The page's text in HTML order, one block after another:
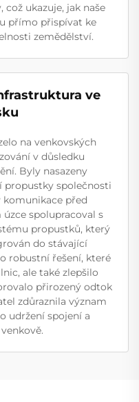
ukazuje, jak naše
přímo přispívat ke
zemědělství.
ve
na venkovských
v důsledku
Byly nasazeny
propustky společnosti
před
spolupracoval s
propustků, který
do stávající
robustní řešení, které
ale také zlepšilo
přirozený odtok
zdůraznila význam
udržení spojení a